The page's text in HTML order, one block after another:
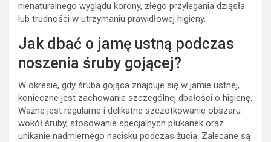
nienaturalnego wyglądu korony, złego przylegania dziąsła
lub trudności w utrzymaniu prawidłowej higieny.
Jak dbać o jamę ustną podczas
noszenia śruby gojącej?
W okresie, gdy śruba gojąca znajduje się w jamie ustnej,
konieczne jest zachowanie szczególnej dbałości o higienę.
Ważne jest regularne i delikatne szczotkowanie obszaru
wokół śruby, stosowanie specjalnych płukanek oraz
unikanie nadmiernego nacisku podczas żucia. Zalecane są